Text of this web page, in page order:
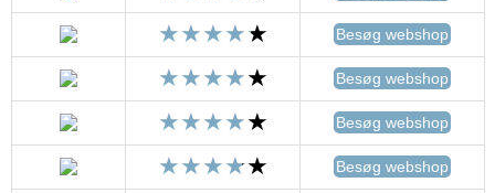
Besøg webshop
Besøg webshop
Besøg webshop
Besøg webshop